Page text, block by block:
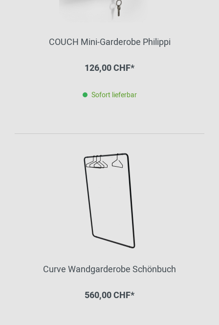
COUCH Mini-Garderobe Philippi
126,00 CHF*
Sofort lieferbar
Curve Wandgarderobe Schönbuch
560,00 CHF*